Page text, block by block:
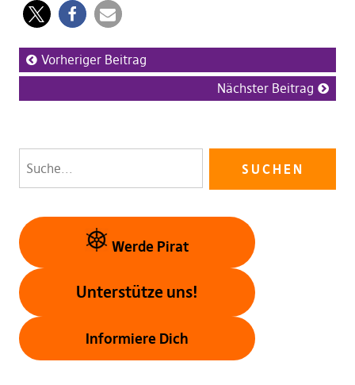
Vorheriger Beitrag
Nächster Beitrag
Werde Pirat
Unterstütze uns!
Informiere Dich